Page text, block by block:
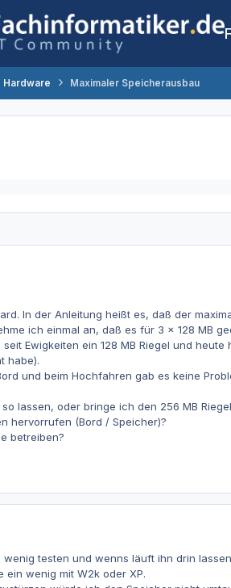
Hardware Maximaler Speicherausbau
In der Anleitung heißt es, daß der
ich einmal an, daß es für 3 x 128 MB
Ewigkeiten ein 128 MB Riegel und
habe).
und beim Hochfahren gab es keine
lassen, oder bringe ich den 256 MB
hervorrufen (Bord / Speicher)?
betreiben?
testen und wenns läuft ihn drin
ein wenig mit W2k oder XP.